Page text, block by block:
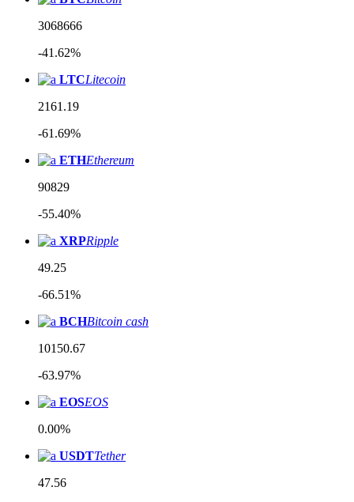
3068666
-41.62%
LTCLitecoin
2161.19
-61.69%
ETHEthereum
90829
-55.40%
XRPRipple
49.25
-66.51%
BCHBitcoin cash
10150.67
-63.97%
EOSEOS
0.00%
USDTTether
47.56